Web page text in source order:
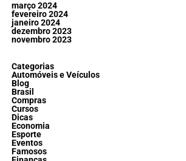
março 2024
fevereiro 2024
janeiro 2024
dezembro 2023
novembro 2023
Categorias
Automóveis e Veículos
Blog
Brasil
Compras
Cursos
Dicas
Economia
Esporte
Eventos
Famosos